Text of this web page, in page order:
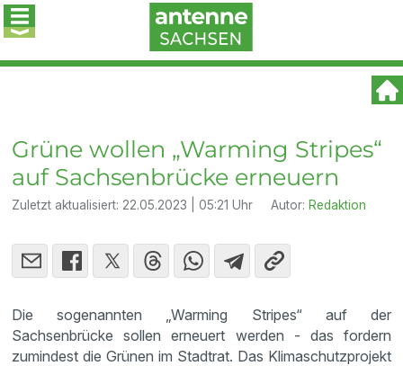
Grüne wollen „Warming Stripes“
auf Sachsenbrücke erneuern
Zuletzt aktualisiert: 22.05.2023 | 05:21 Uhr Autor: Redaktion
Die sogenannten „Warming Stripes“ auf der
Sachsenbrücke sollen erneuert werden - das fordern
zumindest die Grünen im Stadtrat. Das Klimaschutzprojekt